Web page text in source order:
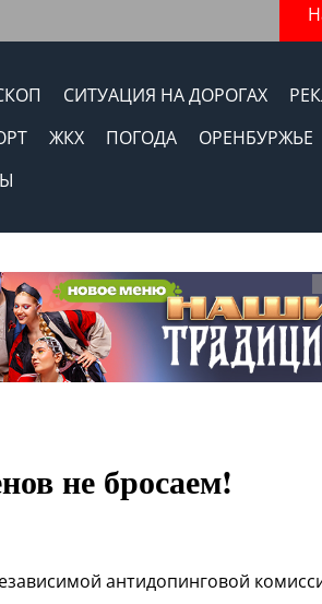
СИТУАЦИЯ НА ДОРОГАХ
ЖКХ ПОГОДА ОРЕНБУРЖЬЕ
не бросаем!
антидопинговой